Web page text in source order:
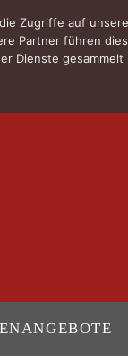
Zugriffe auf
Partner führen
Dienste gesammelt